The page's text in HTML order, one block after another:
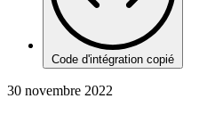
Code d'intégration copié
30 novembre 2022